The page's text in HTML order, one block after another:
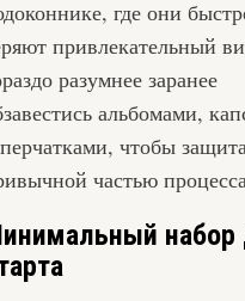
где они
привлекательный
разумнее заранее
альбомами,
чтобы
частью
набор